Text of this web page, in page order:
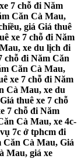
7 chỗ đi Năm
Căn Cà Mau,
giá Giá thuê
xe 7 chỗ đi Năm
xe du lịch đi
chỗ đi Năm Căn
Căn Cà Mau,
xe 7 chỗ đi Năm
Cà Mau, xe du
thuê xe 7 chỗ
7 chỗ đi Năm
Cà Mau, xe 4c-
7c ở tphcm đi
Căn Cà Mau, Giá
Mau, giá xe